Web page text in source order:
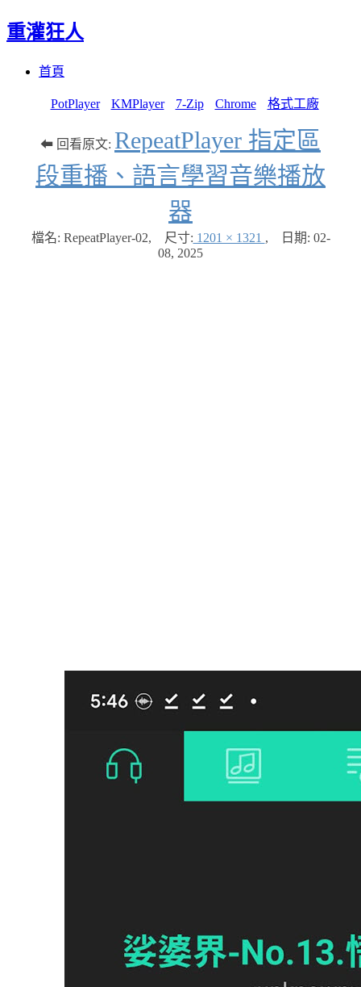
重灌狂人
首頁
PotPlayer KMPlayer 7-Zip Chrome 格式工廠
⬅ 回看原文: RepeatPlayer 指定區
段重播、語言學習音樂播放
器
檔名: RepeatPlayer-02, 尺寸: 1201 × 1321 , 日期: 02-
08, 2025